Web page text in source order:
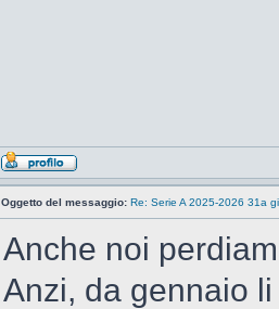
Oggetto del messaggio: Re: Serie A 2025-2026 31a
Anche noi
Anzi, da gennaio